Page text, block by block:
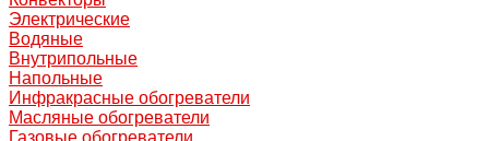
Электрические
Водяные
Внутрипольные
Напольные
Инфракрасные обогреватели
Масляные обогреватели
Газовые обогреватели